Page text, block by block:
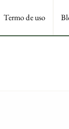
Termo de uso